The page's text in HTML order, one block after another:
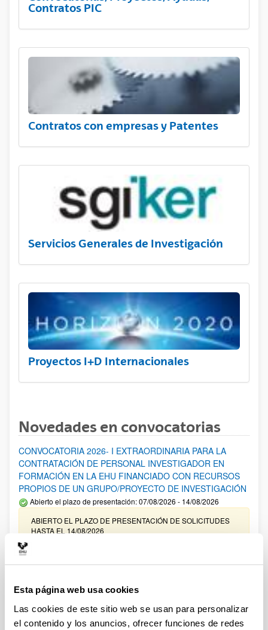
Esta página web usa cookies
Las cookies de este sitio web se usan para personalizar
el contenido y los anuncios, ofrecer funciones de redes
Contratos PIC
Contratos con empresas y Patentes
Servicios Generales de Investigación
Proyectos I+D Internacionales
Novedades en convocatorias
CONVOCATORIA 2026- I EXTRAORDINARIA PARA LA
CONTRATACIÓN DE PERSONAL INVESTIGADOR EN
FORMACIÓN EN LA EHU FINANCIADO CON RECURSOS
PROPIOS DE UN GRUPO/PROYECTO DE INVESTIGACIÓN
Abierto el plazo de presentación: 07/08/2026 - 14/08/2026
ABIERTO EL PLAZO DE PRESENTACIÓN DE SOLICITUDES
HASTA EL 14/08/2026
Ayudas para financiación de la adquisición y renovación de
UPV/EHU 2026
Trámite abierto
25/03/2026: Corrección de errores del listado provisional de
solicitudes admitidas y excluidas. 23/03/2026: Relación